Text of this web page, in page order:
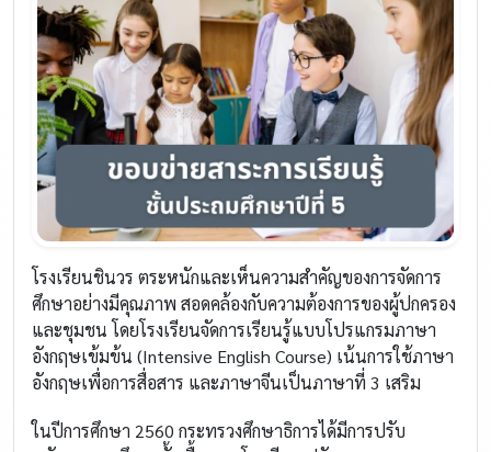
โรงเรียนชินวร ตระหนักและเห็นความสำคัญของการจัดการ
ศึกษาอย่างมีคุณภาพ สอดคล้องกับความต้องการของผู้ปกครอง
และชุมชน โดยโรงเรียนจัดการเรียนรู้แบบโปรแกรมภาษา
อังกฤษเข้มข้น (Intensive English Course) เน้นการใช้ภาษา
อังกฤษเพื่อการสื่อสาร และภาษาจีนเป็นภาษาที่ 3 เสริม
ในปีการศึกษา 2560 กระทรวงศึกษาธิการได้มีการปรับ